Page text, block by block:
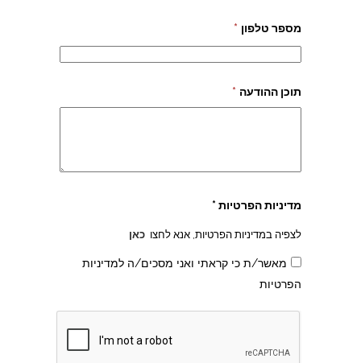
מספר טלפון *
תוכן ההודעה *
מדיניות הפרטיות *
לצפיה במדיניות הפרטיות, אנא לחצו כאן
מאשר/ת כי קראתי ואני מסכים/ה למדיניות
הפרטיות